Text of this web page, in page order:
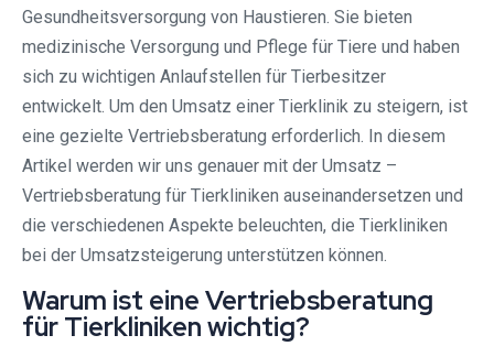
Gesundheitsversorgung von Haustieren. Sie bieten
medizinische Versorgung und Pflege für Tiere und haben
sich zu wichtigen Anlaufstellen für Tierbesitzer
entwickelt. Um den Umsatz einer Tierklinik zu steigern, ist
eine gezielte Vertriebsberatung erforderlich. In diesem
Artikel werden wir uns genauer mit der Umsatz –
Vertriebsberatung für Tierkliniken auseinandersetzen und
die verschiedenen Aspekte beleuchten, die Tierkliniken
bei der Umsatzsteigerung unterstützen können.
Warum ist eine Vertriebsberatung
für Tierkliniken wichtig?